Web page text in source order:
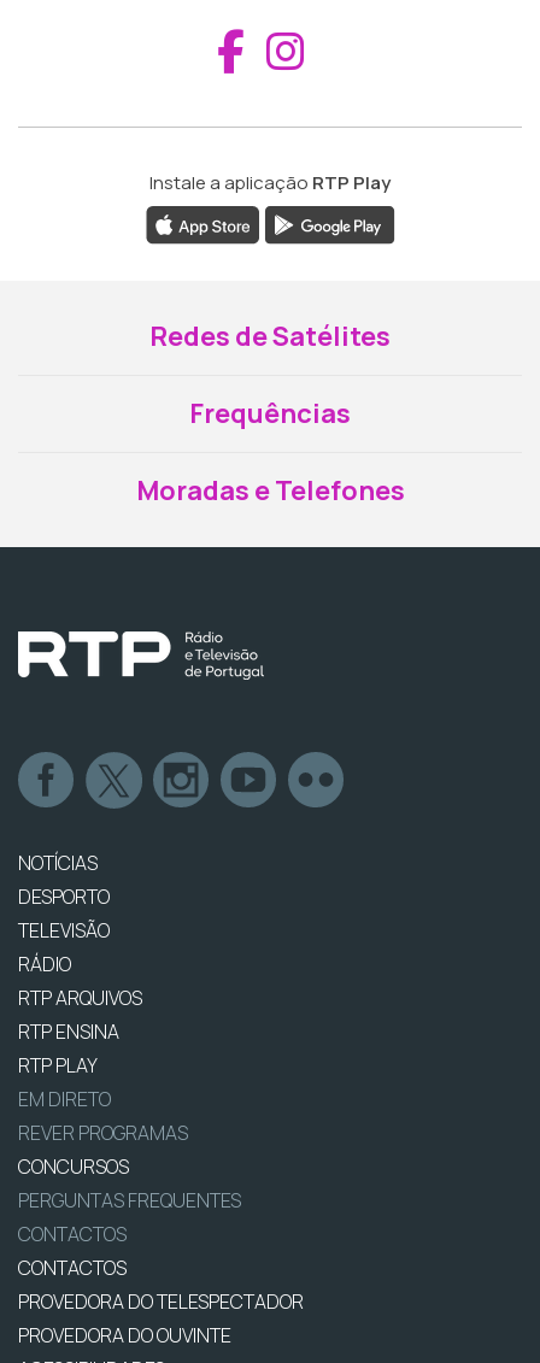
Aceder ao
Instale a aplicação RTP Play
Redes de Satélites
Frequências
Moradas e Telefones
NOTÍCIAS
DESPORTO
TELEVISÃO
RÁDIO
RTP ARQUIVOS
RTP ENSINA
RTP PLAY
EM DIRETO
REVER PROGRAMAS
CONCURSOS
PERGUNTAS FREQUENTES
CONTACTOS
CONTACTOS
PROVEDORA DO TELESPECTADOR
PROVEDORA DO OUVINTE